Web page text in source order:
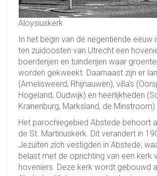
Aloysiuskerk
In het begin van de negentiende eeuw
ten zuidoosten van Utrecht een
boerderijen en tuinderijen waar
worden gekweekt. Daarnaast zijn er
(Amelisweerd, Rhijnauwen), villa’s
Hogeland, Oudwijk) en heerlijkheden
Kranenburg, Marksland, de Minstroom).
Het parochiegebied Abstede behoort
de St. Martinuskerk. Dit verandert in
Jezuïten zich vestigden in Abstede,
belast met de oprichting van een kerk
hoveniers. Deze kerk wordt gebouwd